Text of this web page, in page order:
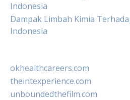
Indonesia
Dampak Limbah Kimia
Indonesia
okhealthcareers.com
theintexperience.com
unboundedthefilm.com